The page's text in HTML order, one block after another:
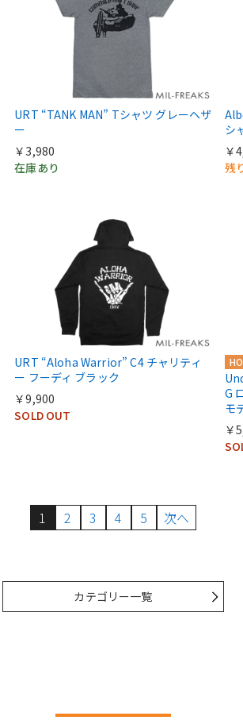
URT “TANK MAN” Tシャツ グレーヘザ
ー
￥3,980
在庫あり
シ
￥
残
URT “Aloha Warrior” C4 チャリティ
ー フーディ ブラック
￥9,900
SOLD OUT
G
モ
￥
1 2 3 4 5 次へ
カテゴリー一覧